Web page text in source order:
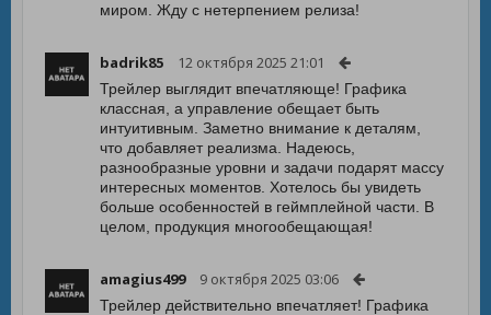
миром. Жду с нетерпением релиза!
badrik85 12 октября 2025 21:01
Трейлер выглядит впечатляюще! Графика
классная, а управление обещает быть
интуитивным. Заметно внимание к деталям,
что добавляет реализма. Надеюсь,
разнообразные уровни и задачи подарят массу
интересных моментов. Хотелось бы увидеть
больше особенностей в геймплейной части. В
целом, продукция многообещающая!
amagius499 9 октября 2025 03:06
Трейлер действительно впечатляет! Графика